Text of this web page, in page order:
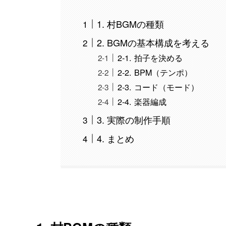
1. 村BGMの種類
2. BGMの基本構成を考える
2-1. 拍子を決める
2-2. BPM（テンポ）
2-3. コード（モード）
2-4. 楽器編成
3. 実際の制作手順
4. まとめ